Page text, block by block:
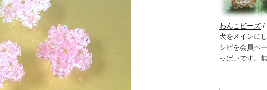
わんこビーズ/
犬をメインに
シピを会員ペ
っぱいです。